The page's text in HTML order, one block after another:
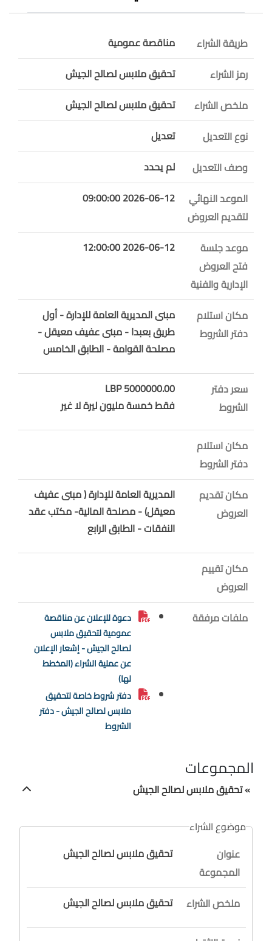
طريقة الشراء
مناقصة عمومية
رمز الشراء
تحقيق ملابس لصالح الجيش
ملخص الشراء
تحقيق ملابس لصالح الجيش
نوع التعديل
تعديل
وصف التعديل
لم يحدد
الموعد النهائي
لتقديم العروض
2026-06-12 09:00:00
موعد جلسة
فتح العروض
الإدارية والفنية
2026-06-12 12:00:00
مكان استلام
دفتر الشروط
مبنى المديرية العامة للإدارة - أول
طريق بعبدا - مبنى عفيف معيقل -
مصلحة القوامة - الطابق الخامس
سعر دفتر
الشروط
5000000.00 LBP
فقط خمسة مليون ليرة لا غير
مكان استلام
دفتر الشروط
مكان تقديم
العروض
المديرية العامة للإدارة ( مبنى عفيف
معيقل) - مصلحة المالية- مكتب عقد
النفقات - الطابق الرابع
مكان تقييم
العروض
ملفات مرفقة
دعوة للإعلان عن مناقصة
عمومية لتحقيق ملابس
لصالح الجيش - إشعار الإعلان
عن عملية الشراء (المخطط
لها)
دفتر شروط خاصة لتحقيق
ملابس لصالح الجيش - دفتر
الشروط
المجموعات
» تحقيق ملابس لصالح الجيش
موضوع الشراء
عنوان
المجموعة
تحقيق ملابس لصالح الجيش
ملخص الشراء تحقيق ملابس لصالح الجيش